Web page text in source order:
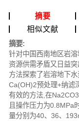
摘要
相似文献
摘要:
针对中国西南地区岩
资源供需矛盾又日益
方法探索了岩溶地下
Ca(OH)2预处理+纳滤
有效的方法,在
且操作压力为0.8MPa
量分别为40、36、